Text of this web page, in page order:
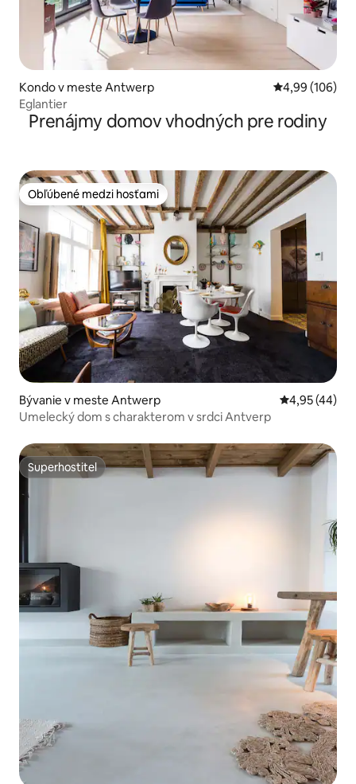
Kondo v meste Antwerp Priemerné
4,99 (106)
Eglantier
Prenájmy domov vhodných pre rodiny
Obľúbené medzi hosťami
Obľúbené medzi hosťami
Bývanie v meste Antwerp Priemerné
4,95 (44)
Umelecký dom s charakterom v srdci Antverp
Superhostiteľ
Superhostiteľ